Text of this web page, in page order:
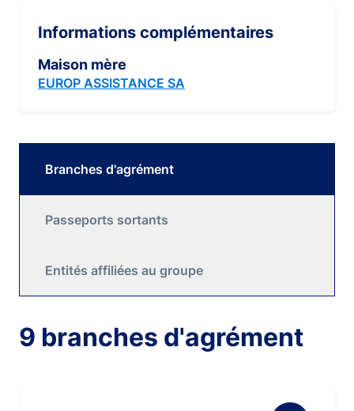
Informations complémentaires
Maison mère
EUROP ASSISTANCE SA
Branches d'agrément
Passeports sortants
Entités affiliées au groupe
9 branches d'agrément